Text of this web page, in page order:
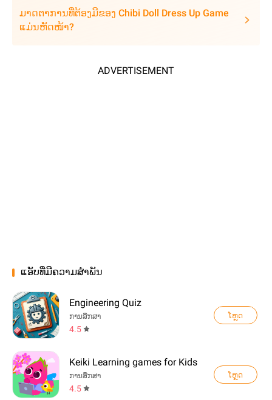
ມາດຕາການທີ່ຕ້ອງມີຂອງ Chibi Doll Dress Up Game
ແມ່ນຫັດໜ້າ?
ADVERTISEMENT
ແອັບທີ່ມີຄວາມສຳພັນ
Engineering Quiz
ການສຶກສາ
4.5
ໂຫຼດ
Keiki Learning games for Kids
ການສຶກສາ
4.5
ໂຫຼດ